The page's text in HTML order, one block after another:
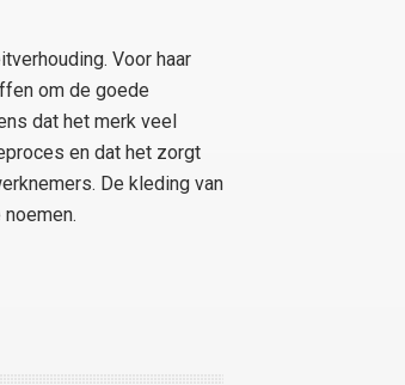
Voor haar
om de goede
dat het merk veel
en dat het zorgt
De kleding van